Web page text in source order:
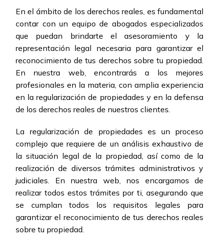
En el ámbito de los derechos reales, es fundamental
contar con un equipo de abogados especializados
que puedan brindarte el asesoramiento y la
representación legal necesaria para garantizar el
reconocimiento de tus derechos sobre tu propiedad.
En nuestra web, encontrarás a los mejores
profesionales en la materia, con amplia experiencia
en la regularización de propiedades y en la defensa
de los derechos reales de nuestros clientes.
La regularización de propiedades es un proceso
complejo que requiere de un análisis exhaustivo de
la situación legal de la propiedad, así como de la
realización de diversos trámites administrativos y
judiciales. En nuestra web, nos encargamos de
realizar todos estos trámites por ti, asegurando que
se cumplan todos los requisitos legales para
garantizar el reconocimiento de tus derechos reales
sobre tu propiedad.